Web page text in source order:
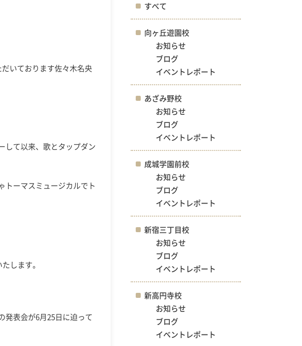
いております佐々木名央
して以来、歌とタップダン
トーマスミュージカルでト
します。
発表会が6月25日に迫って
すべて
向ヶ丘遊園校
お知らせ
ブログ
イベントレポート
あざみ野校
お知らせ
ブログ
イベントレポート
成城学園前校
お知らせ
ブログ
イベントレポート
新宿三丁目校
お知らせ
ブログ
イベントレポート
新高円寺校
お知らせ
ブログ
イベントレポート